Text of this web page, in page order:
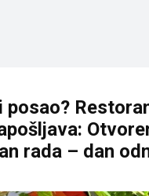
posao?
rada – dan